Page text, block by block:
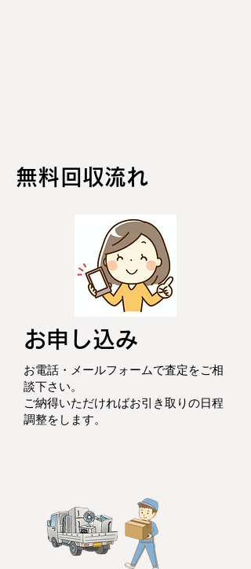
無料回収流れ
お申し込み
お電話・メールフォームで査定をご相
談下さい。
ご納得いただければお引き取りの日程
調整をします。